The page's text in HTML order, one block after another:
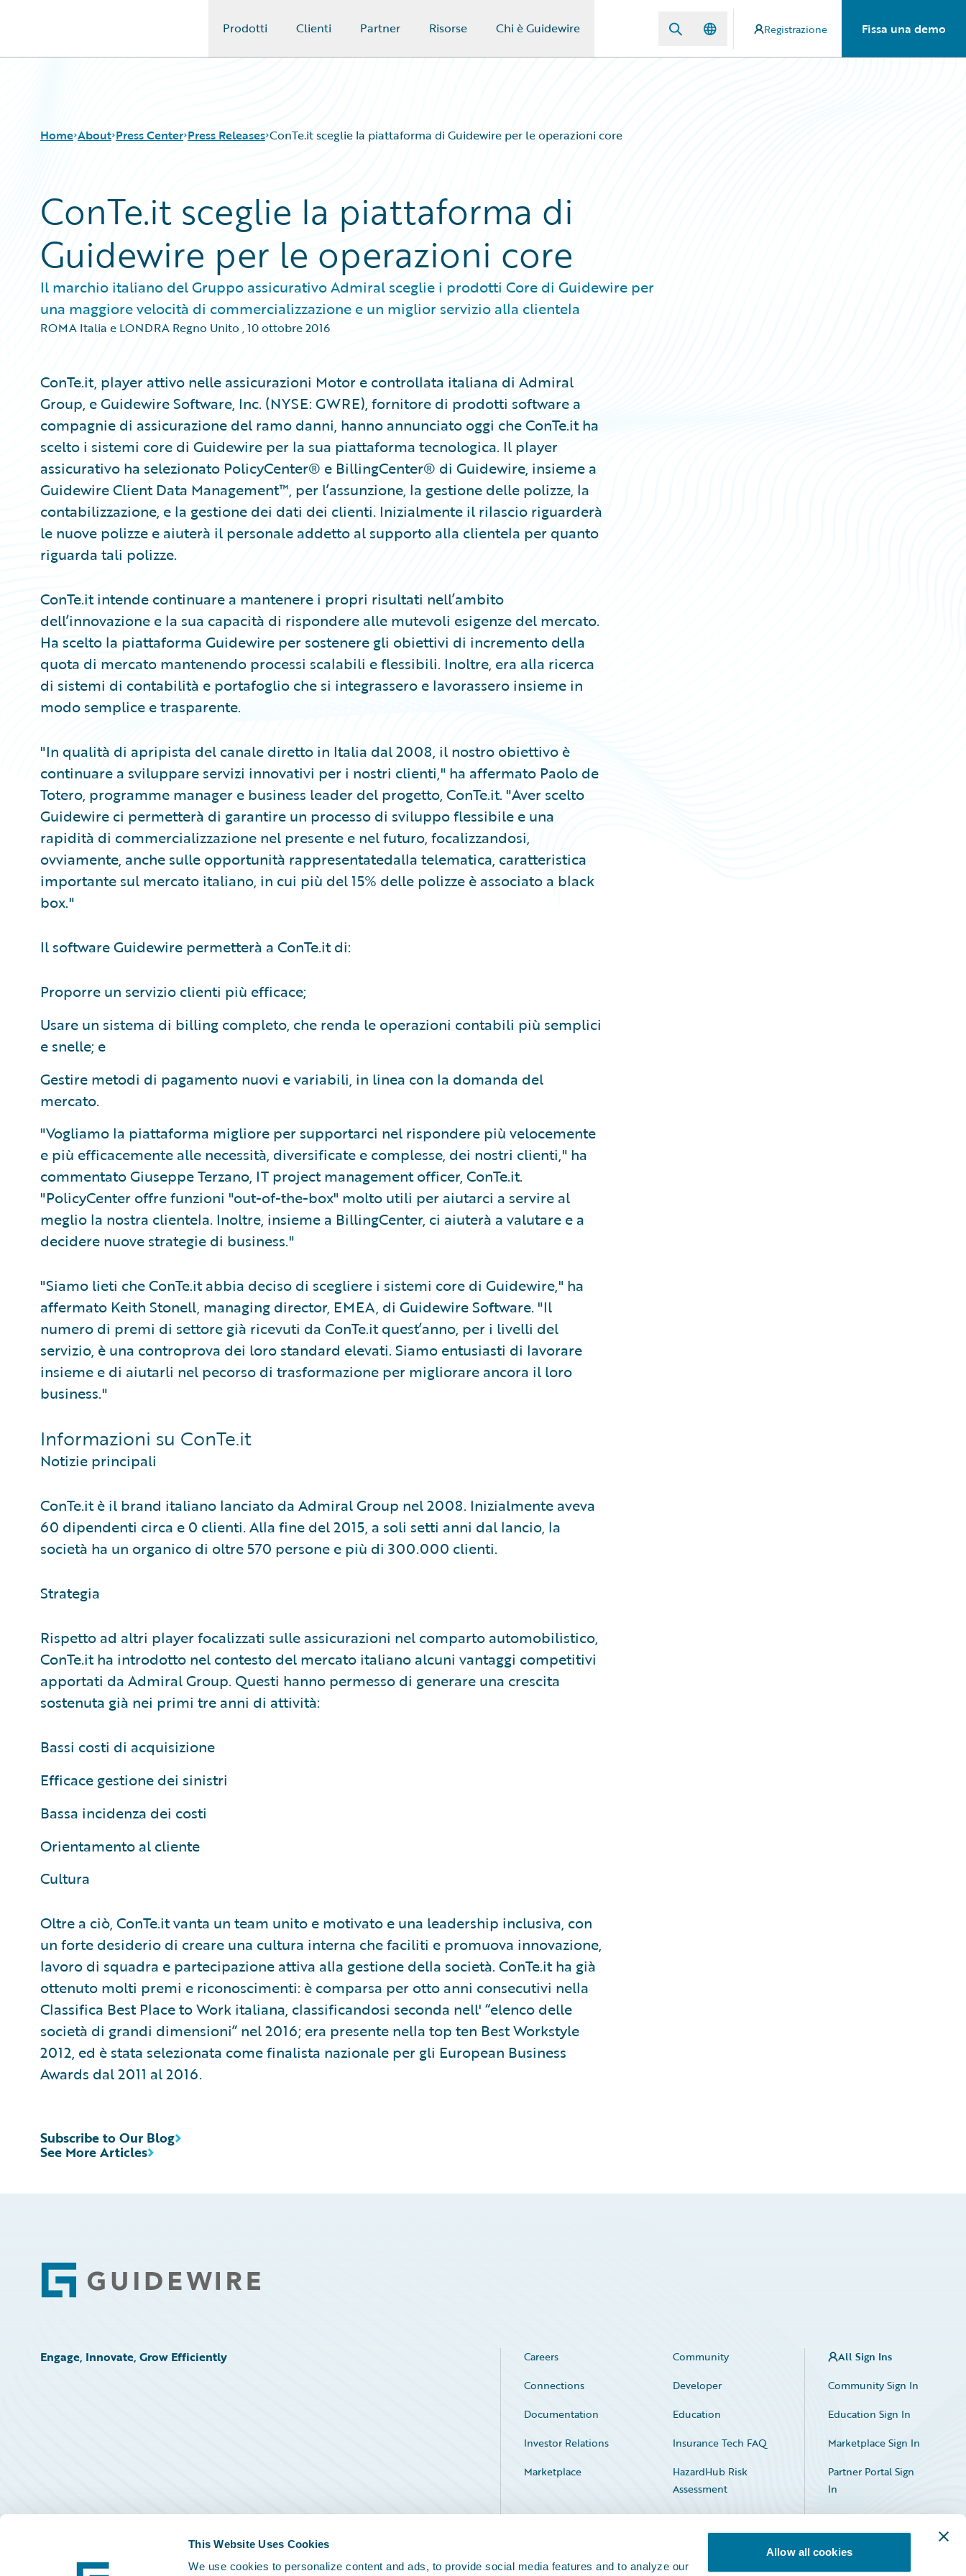
This Website Uses Cookies
We use cookies to personalize content and ads, to provide social media features and to analyze our
Allow all cookies
Prodotti Clienti Partner Risorse Chi è Guidewire Registrazione Fissa una demo
Home About Press Center Press Releases ConTe.it sceglie la piattaforma di Guidewire per le operazioni core
ConTe.it sceglie la piattaforma di
Guidewire per le operazioni core
Il marchio italiano del Gruppo assicurativo Admiral sceglie i prodotti Core di Guidewire per
una maggiore velocità di commercializzazione e un miglior servizio alla clientela
ROMA Italia e LONDRA Regno Unito ,10 ottobre 2016
ConTe.it, player attivo nelle assicurazioni Motor e controllata italiana di Admiral
Group, e Guidewire Software, Inc. (NYSE: GWRE), fornitore di prodotti software a
compagnie di assicurazione del ramo danni, hanno annunciato oggi che ConTe.it ha
scelto i sistemi core di Guidewire per la sua piattaforma tecnologica. Il player
assicurativo ha selezionato PolicyCenter® e BillingCenter® di Guidewire, insieme a
Guidewire Client Data Management™, per l’assunzione, la gestione delle polizze, la
contabilizzazione, e la gestione dei dati dei clienti. Inizialmente il rilascio riguarderà
le nuove polizze e aiuterà il personale addetto al supporto alla clientela per quanto
riguarda tali polizze.
ConTe.it intende continuare a mantenere i propri risultati nell’ambito
dell’innovazione e la sua capacità di rispondere alle mutevoli esigenze del mercato.
Ha scelto la piattaforma Guidewire per sostenere gli obiettivi di incremento della
quota di mercato mantenendo processi scalabili e flessibili. Inoltre, era alla ricerca
di sistemi di contabilità e portafoglio che si integrassero e lavorassero insieme in
modo semplice e trasparente.
"In qualità di apripista del canale diretto in Italia dal 2008, il nostro obiettivo è
continuare a sviluppare servizi innovativi per i nostri clienti," ha affermato Paolo de
Totero, programme manager e business leader del progetto, ConTe.it. "Aver scelto
Guidewire ci permetterà di garantire un processo di sviluppo flessibile e una
rapidità di commercializzazione nel presente e nel futuro, focalizzandosi,
ovviamente, anche sulle opportunità rappresentatedalla telematica, caratteristica
importante sul mercato italiano, in cui più del 15% delle polizze è associato a black
box."
Il software Guidewire permetterà a ConTe.it di:
Proporre un servizio clienti più efficace;
Usare un sistema di billing completo, che renda le operazioni contabili più semplici
e snelle; e
Gestire metodi di pagamento nuovi e variabili, in linea con la domanda del
mercato.
"Vogliamo la piattaforma migliore per supportarci nel rispondere più velocemente
e più efficacemente alle necessità, diversificate e complesse, dei nostri clienti," ha
commentato Giuseppe Terzano, IT project management officer, ConTe.it.
"PolicyCenter offre funzioni "out-of-the-box" molto utili per aiutarci a servire al
meglio la nostra clientela. Inoltre, insieme a BillingCenter, ci aiuterà a valutare e a
decidere nuove strategie di business."
"Siamo lieti che ConTe.it abbia deciso di scegliere i sistemi core di Guidewire," ha
affermato Keith Stonell, managing director, EMEA, di Guidewire Software. "Il
numero di premi di settore già ricevuti da ConTe.it quest’anno, per i livelli del
servizio, è una controprova dei loro standard elevati. Siamo entusiasti di lavorare
insieme e di aiutarli nel pecorso di trasformazione per migliorare ancora il loro
business."
Informazioni su ConTe.it
Notizie principali
ConTe.it è il brand italiano lanciato da Admiral Group nel 2008. Inizialmente aveva
60 dipendenti circa e 0 clienti. Alla fine del 2015, a soli setti anni dal lancio, la
società ha un organico di oltre 570 persone e più di 300.000 clienti.
Strategia
Rispetto ad altri player focalizzati sulle assicurazioni nel comparto automobilistico,
ConTe.it ha introdotto nel contesto del mercato italiano alcuni vantaggi competitivi
apportati da Admiral Group. Questi hanno permesso di generare una crescita
sostenuta già nei primi tre anni di attività:
Bassi costi di acquisizione
Efficace gestione dei sinistri
Bassa incidenza dei costi
Orientamento al cliente
Cultura
Oltre a ciò, ConTe.it vanta un team unito e motivato e una leadership inclusiva, con
un forte desiderio di creare una cultura interna che faciliti e promuova innovazione,
lavoro di squadra e partecipazione attiva alla gestione della società. ConTe.it ha già
ottenuto molti premi e riconoscimenti: è comparsa per otto anni consecutivi nella
Classifica Best Place to Work italiana, classificandosi seconda nell' “elenco delle
società di grandi dimensioni” nel 2016; era presente nella top ten Best Workstyle
2012, ed è stata selezionata come finalista nazionale per gli European Business
Awards dal 2011 al 2016.
See More Articles
Subscribe to Our Blog
Footer
Engage, Innovate, Grow Efficiently Careers
Community
Connections
Developer
Documentation
Education
Investor Relations
Insurance Tech FAQ
Marketplace
HazardHub Risk
Assessment
Service Status
All Sign Ins
Community Sign In
Education Sign In
Marketplace Sign In
Partner Portal Sign
In